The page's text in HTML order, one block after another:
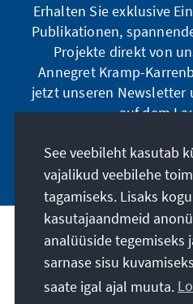
Erhalten Sie exklusive
Publikationen,
Projekte direkt von
Annegret Kramp-
jetzt unseren Newsletter
auf dem
Jetzt
Meie missioon
Kontakt
See veebileht kasutab
vajalikud veebilehe
tagamiseks. Lisaks
kasutajaandmeid
analüüside tegemiseks
sarnase sisu
saate igal ajal muuta.